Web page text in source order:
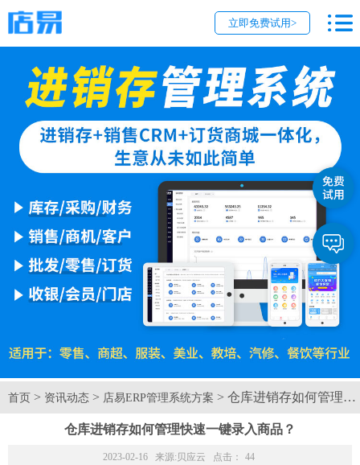
立即免费试用>
首页 > 资讯动态 > 店易ERP管理系统方案 > 仓库进销存如何管理
仓库进销存如何管理快速一键录入商品？
2023-02-16 来源: 贝应云 点击： 44